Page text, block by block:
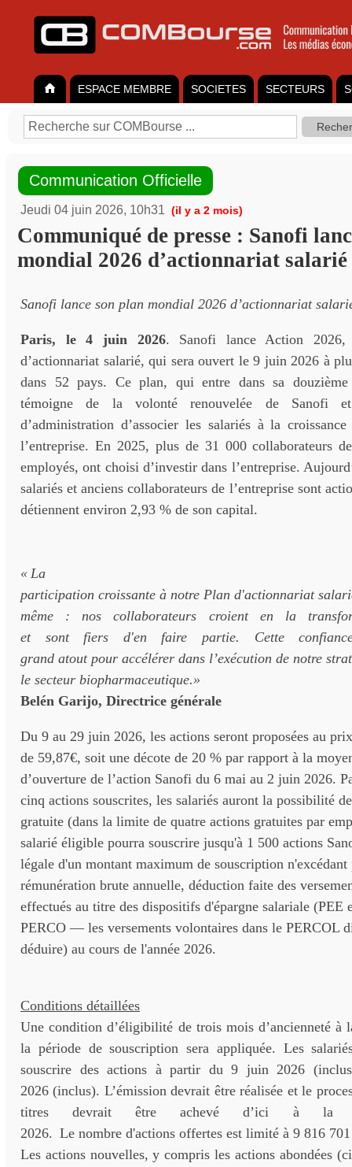
ESPACE MEMBRE SOCIETES SECTEURS
Communication Officielle
Jeudi 04 juin 2026, 10h31 (il y a 2 mois)
Communiqué de presse : Sanofi
mondial 2026 d’actionnariat salarié
Sanofi lance son plan mondial 2026 d’actionnariat
Paris, le4 juin 2026. Sanofi lance Action 2026,
d’actionnariat salarié, qui sera ouvert le 9 juin 2026 à
dans 52 pays. Ce plan, qui entre dans sa douzième
témoigne de la volonté renouvelée de Sanofi
d’administration d’associer les salariés à la
l’entreprise. En 2025, plus de 31 000 collaborateurs
employés, ont choisi d’investir dans l’entreprise.
salariés et anciens collaborateurs de l’entreprise sont
détiennent environ 2,93 % de son capital.
« La
participation croissante à notre Plan d'actionnariat
même : nos collaborateurs croient en la
et sont fiers d'en fairepartie. Cette
grand atoutpour accélérer dans l’exécution de notre stra
le secteur biopharmaceutique.»
Belén Garijo, Directrice générale
Du 9 au 29 juin 2026, les actions seront proposées au
de 59,87€, soit une décote de 20 % par rapport à la
d’ouverture de l’action Sanofi du 6 mai au 2 juin 2026.
cinq actions souscrites, les salariés auront la possibilité
gratuite (dans la limite de quatre actions gratuites par
salarié éligible pourra souscrire jusqu'à 1 500 actions
légale d'un montant maximum de souscription n'excédant
rémunération brute annuelle, déduction faite des
effectués au titre des dispositifs d'épargne salariale (PEE
PERCO — les versements volontaires dans le PERCOL
déduire) au cours de l'année 2026.
Conditions détaillées
Une condition d’éligibilité de trois mois d’ancienneté à
la période de souscription sera appliquée. Les
souscrire des actions à partir du 9 juin 2026
2026 (inclus). L’émission devrait être réalisée et le
titres devrait être achevé d’ici à
2026. Le nombre d'actions offertes est limité à 9 816
Les actions nouvelles, y compris les actions abondées